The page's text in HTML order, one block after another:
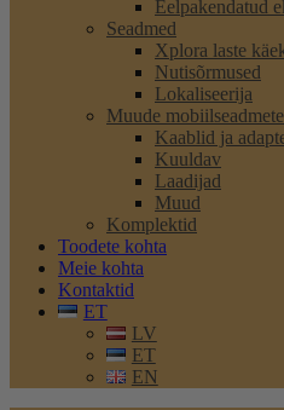
Eelpakendatud
Seadmed
Xplora laste
Nutisõrmused
Lokaliseerija
Muude
Kaablid ja
Kuuldav
Laadijad
Muud
Komplektid
Toodete kohta
Meie kohta
Kontaktid
ET
LV
ET
EN